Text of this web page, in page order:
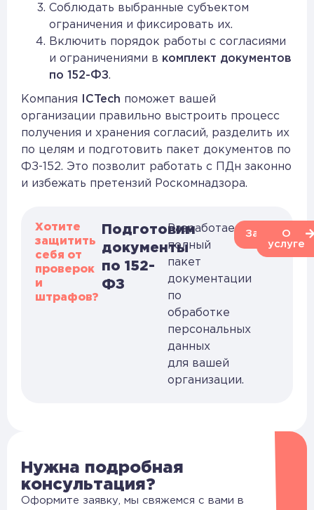
Соблюдать выбранные субъектом
ограничения и фиксировать их.
Включить порядок работы с согласиями
и ограничениями в комплект документов
по 152-ФЗ.
Компания ICTech поможет вашей
организации правильно выстроить процесс
получения и хранения согласий, разделить их
по целям и подготовить пакет документов по
ФЗ-152. Это позволит работать с ПДн законно
и избежать претензий Роскомнадзора.
Хотите
защитить
себя от
проверок
и
штрафов?
Подготовим
документы
по 152-
ФЗ
Разработаем
полный
пакет
документации
по
обработке
персональных
данных
для вашей
организации.
Заказать
О
услуге
Нужна подробная
консультация?
Оформите заявку, мы свяжемся с вами в